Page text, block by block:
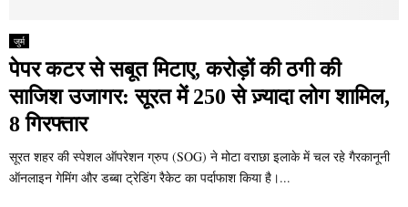
जुर्म
पेपर कटर से सबूत मिटाए, करोड़ों की ठगी की
साजिश उजागर: सूरत में 250 से ज़्यादा लोग शामिल,
8 गिरफ्तार
सूरत शहर की स्पेशल ऑपरेशन ग्रुप (SOG) ने मोटा वराछा इलाके में चल रहे गैरकानूनी
ऑनलाइन गेमिंग और डब्बा ट्रेडिंग रैकेट का पर्दाफाश किया है।...